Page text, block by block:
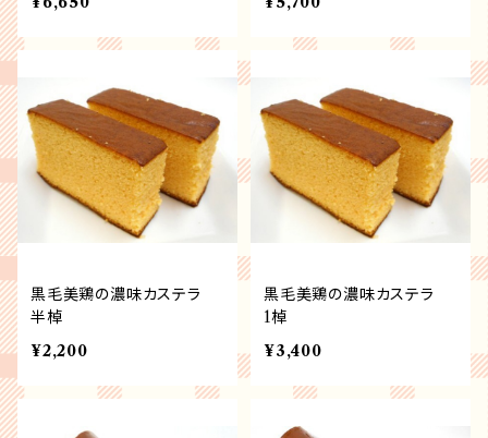
黒毛美鶏の濃味カステラ
半棹
¥2,200
黒毛美鶏の濃味カステラ
1棹
¥3,400